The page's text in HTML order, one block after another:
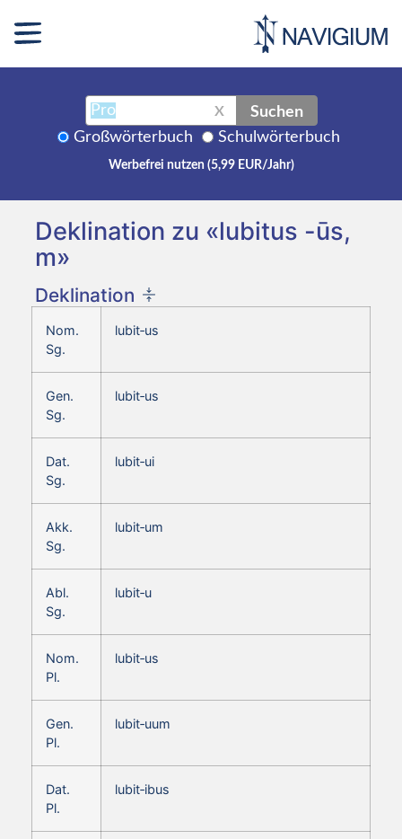
X Suchen
Großwörterbuch Schulwörterbuch
Werbefrei nutzen (5,99 EUR/Jahr)
Deklination zu «lubitus -ūs,
m»
Deklination
Nom.
Sg.
lubit‑us
Gen.
Sg.
lubit‑us
Dat.
Sg.
lubit‑ui
Akk.
Sg.
lubit‑um
Abl.
Sg.
lubit‑u
Nom.
Pl.
lubit‑us
Gen.
Pl.
lubit‑uum
Dat.
Pl.
lubit‑ibus